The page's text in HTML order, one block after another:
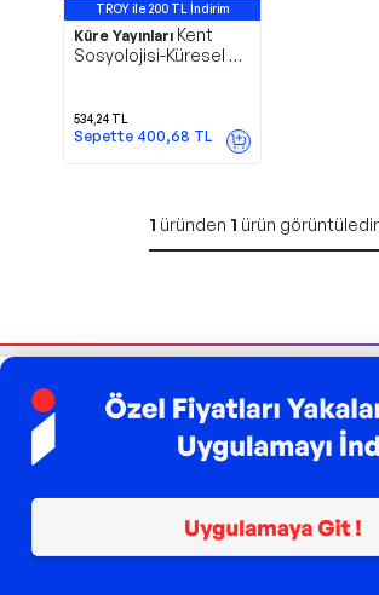
TROY ile 200 TL İndirim
Küre Yayınları Kent
Sosyolojisi-Küresel Bir
534,24 TL
Sepette 400,68 TL
1 üründen 1 ürün
Bizi Takip Edin